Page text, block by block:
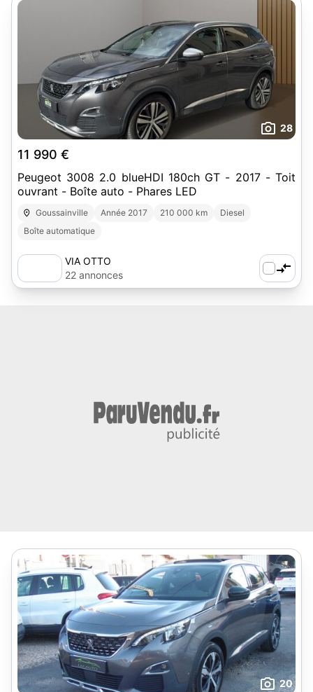
28
11 990 €
Peugeot 3008 2.0 blueHDI 180ch GT - 2017 - Toit
ouvrant - Boîte auto - Phares LED
Goussainville Année 2017 210 000 km
Diesel
Boîte automatique
VIA OTTO
22 annonces
20